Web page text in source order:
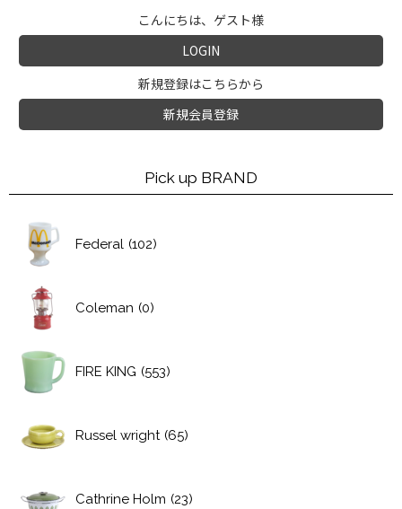
こんにちは、ゲスト様
LOGIN
新規登録はこちらから
新規会員登録
Pick up BRAND
Federal (102)
Coleman (0)
FIRE KING (553)
Russel wright (65)
Cathrine Holm (23)